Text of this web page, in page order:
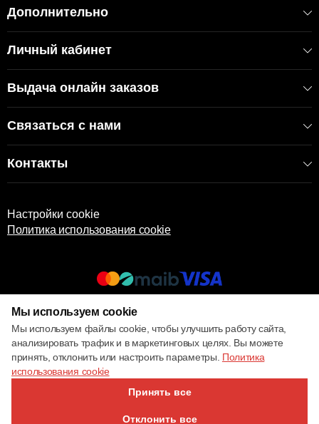
Дополнительно
Личный кабинет
Выдача онлайн заказов
Связаться с нами
Контакты
Настройки cookie
Политика использования cookie
© 2017 – 2026 ECOM
Мы используем cookie
Мы используем файлы cookie, чтобы улучшить работу сайта,
анализировать трафик и в маркетинговых целях. Вы можете
принять, отклонить или настроить параметры. Политика
использования cookie
Принять все
Отклонить все